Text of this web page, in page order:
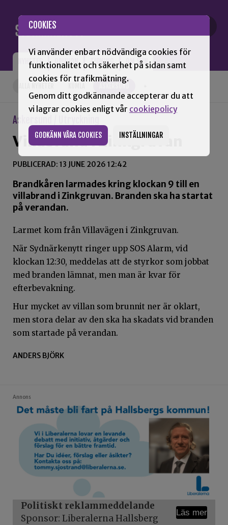
COOKIES
Vi använder enbart nödvändiga cookies för
funktionalitet och säkerhet på sidan samt
cookies för trafikmätning.
Genom ditt godkännande accepterar du att
vi lagrar cookies enligt vår cookiepolicy
GODKÄNN VÅRA COOKIES INSTÄLLNINGAR
NYHETER OPINION TIDNING OM SNN
ASKERSUND
Askersund / Utryckning
Villabrand i Zinkgruvan
PUBLICERAD: 13 JUNE 2026 12:42
Brandkåren larmades kring klockan 9 till en
villabrand i Zinkgruvan. Branden ska ha startat
på verandan.
Larmet kom från Villavägen i Zinkgruvan.
När Sydnärkenytt ringer upp SOS Alarm, vid
klockan 12:30, meddelas att de styrkor som jobbat
med branden lämnat, men man är kvar för
efterbevakning.
Hur mycket av villan som brunnit ner är oklart,
men stora delar av den ska ha skadats vid branden
som startade på verandan.
ANDERS BJÖRK
Annons
Politiskt reklammeddelande
Sponsor: Liberalerna Hallsberg
Läs mer